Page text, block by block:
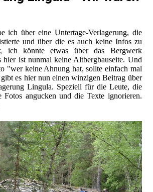
ich über eine Untertage-Verlagerung, die
und über die es auch keine Infos zu
ich könnte etwas über das Bergwerk
hier ist nunmal keine Altbergbauseite. Und
"wer keine Ahnung hat, sollte einfach mal
es hier nun einen winzigen Beitrag über
Lingula. Speziell für die Leute, die
Fotos angucken und die Texte ignorieren.